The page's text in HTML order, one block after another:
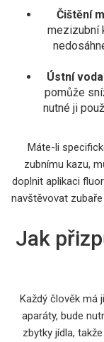
Čištění
mezizubní
Ústní voda
pomůže
nutné ji
Máte-li
zubnímu kazu,
doplnit aplikaci
navštěvovat
Jak
Každý člověk má
aparáty, bude
zbytky jídla,